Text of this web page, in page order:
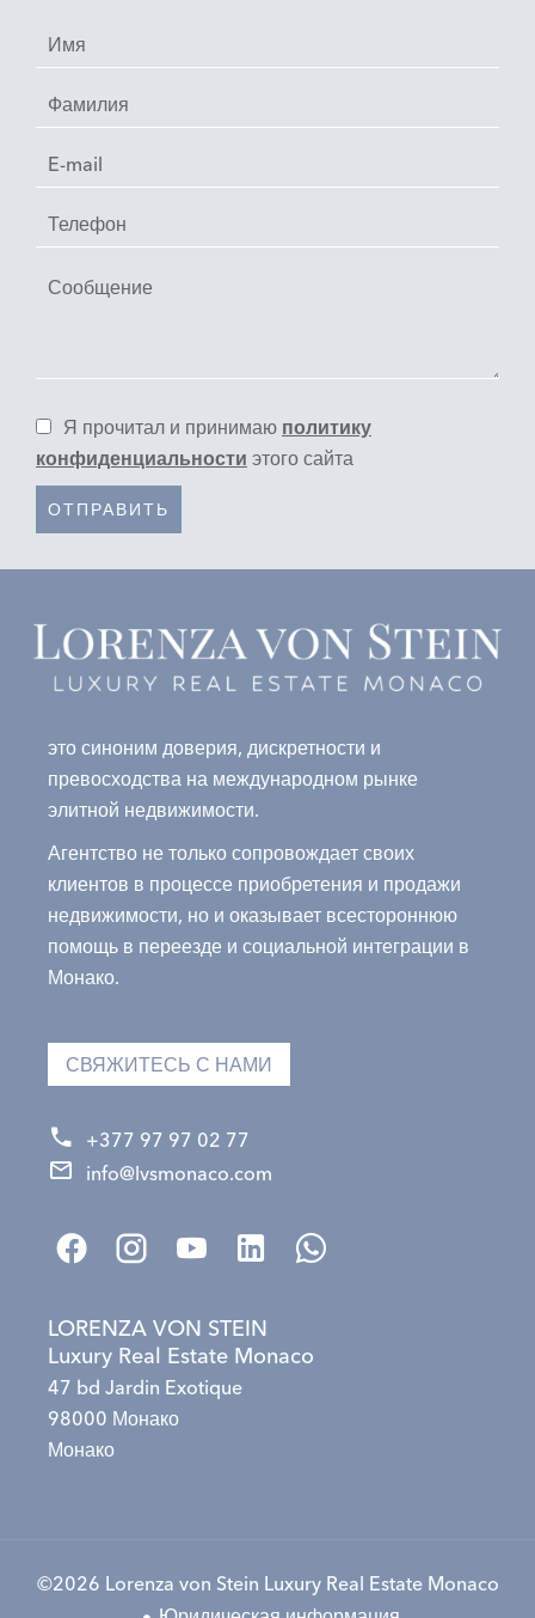
Я прочитал и принимаю политику
конфиденциальности этого сайта
ОТПРАВИТЬ
это синоним доверия, дискретности и
превосходства на международном рынке
элитной недвижимости.
Агентство не только сопровождает своих
клиентов в процессе приобретения и продажи
недвижимости, но и оказывает всестороннюю
помощь в переезде и социальной интеграции в
Монако.
СВЯЖИТЕСЬ С НАМИ
+377 97 97 02 77
info@lvsmonaco.com
LORENZA VON STEIN
Luxury Real Estate Monaco
47 bd Jardin Exotique
98000 Монако
Монако
©2026 Lorenza von Stein Luxury Real Estate Monaco